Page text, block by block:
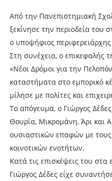
Από την Πανεπιστημιακή
ξεκίνησε την περιοδεία του
ο υποψήφιος
Στη συνέχεια, ο επικεφαλής
«Νέοι Δρόμοι για την
καταστήματα στο εμπορικό
μίλησε με πολίτες και
Το απόγευμα, ο Γιώργος
Θουρία, Μικρομάνη, Άρι και
ουσιαστικών επαφών με
κοινοτικών ενοτήτων.
Κατά τις επισκέψεις του στα
Γιώργος Δέδες είχε